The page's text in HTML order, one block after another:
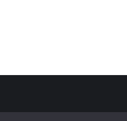
Mentions Légales Contact